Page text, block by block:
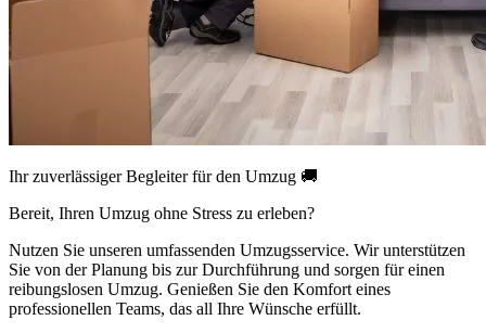
Ihr zuverlässiger Begleiter für den Umzug 🚚
Bereit, Ihren Umzug ohne Stress zu erleben?
Nutzen Sie unseren umfassenden Umzugsservice. Wir unterstützen
Sie von der Planung bis zur Durchführung und sorgen für einen
reibungslosen Umzug. Genießen Sie den Komfort eines
professionellen Teams, das all Ihre Wünsche erfüllt.